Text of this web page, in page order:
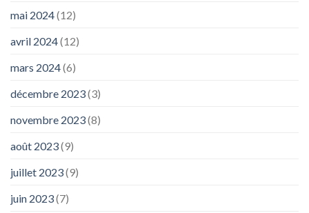
mai 2024(12)
avril 2024(12)
mars 2024(6)
décembre 2023(3)
novembre 2023(8)
août 2023(9)
juillet 2023(9)
juin 2023(7)